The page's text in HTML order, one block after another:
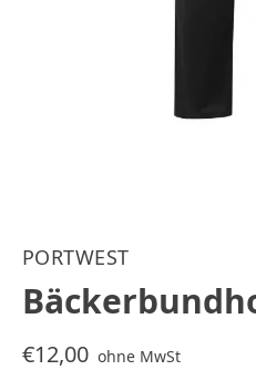
PORTWEST
€12,00 ohne MwSt